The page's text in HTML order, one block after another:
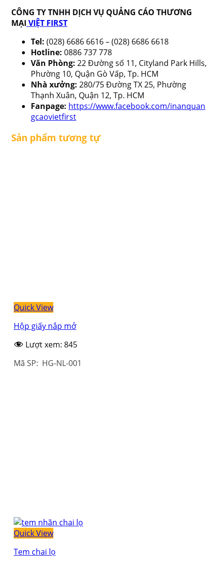
CÔNG TY TNHH DỊCH VỤ QUẢNG CÁO THƯƠNG
MẠI VIỆT FIRST
Tel: (028) 6686 6616 – (028) 6686 6618
Hotline: 0886 737 778
Văn Phòng: 22 Đường số 11, Cityland Park Hills,
Phường 10, Quận Gò Vấp, Tp. HCM
Nhà xưởng: 280/75 Đường TX 25, Phường
Thạnh Xuân, Quận 12, Tp. HCM
Fanpage: https://www.facebook.com/inanquan
gcaovietfirst
Sản phẩm tương tự
Quick View
Hộp giấy nắp mở
Lượt xem: 845
Mã SP: HG-NL-001
Quick View
Tem chai lọ